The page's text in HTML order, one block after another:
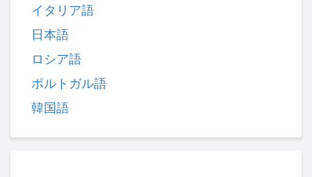
イタリア語
日本語
ロシア語
ポルトガル語
韓国語